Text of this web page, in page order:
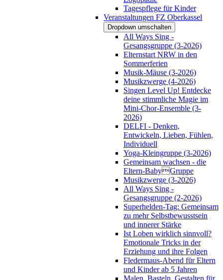
Tagespflege für Kinder
Veranstaltungen FZ Oberkassel
Dropdown umschalten
All Ways Sing -
Gesangsgruppe (3-2026)
Elternstart NRW in den
Sommerferien
Musik-Mäuse (3-2026)
Musikzwerge (4-2026)
Singen Level Up! Entdecke
deine stimmliche Magie im
Mini-Chor-Ensemble (3-
2026)
DELFI - Denken,
Entwickeln, Lieben, Fühlen,
Individuell
Yoga-Kleingruppe (3-2026)
Gemeinsam wachsen - die
Eltern-BabyGruppe
Musikzwerge (3-2026)
All Ways Sing -
Gesangsgruppe (2-2026)
Superhelden-Tag: Gemeinsam
zu mehr Selbstbewusstsein
und innerer Stärke
Ist Loben wirklich sinnvoll?
Emotionale Tricks in der
Erziehung und ihre Folgen
Fledermaus-Abend für Eltern
und Kinder ab 5 Jahren
Malen, Basteln, Gestalten für